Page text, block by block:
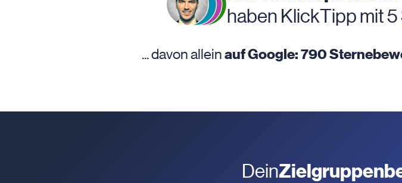
haben KlickTipp mit
... davon alleinauf Google: 790
Dein